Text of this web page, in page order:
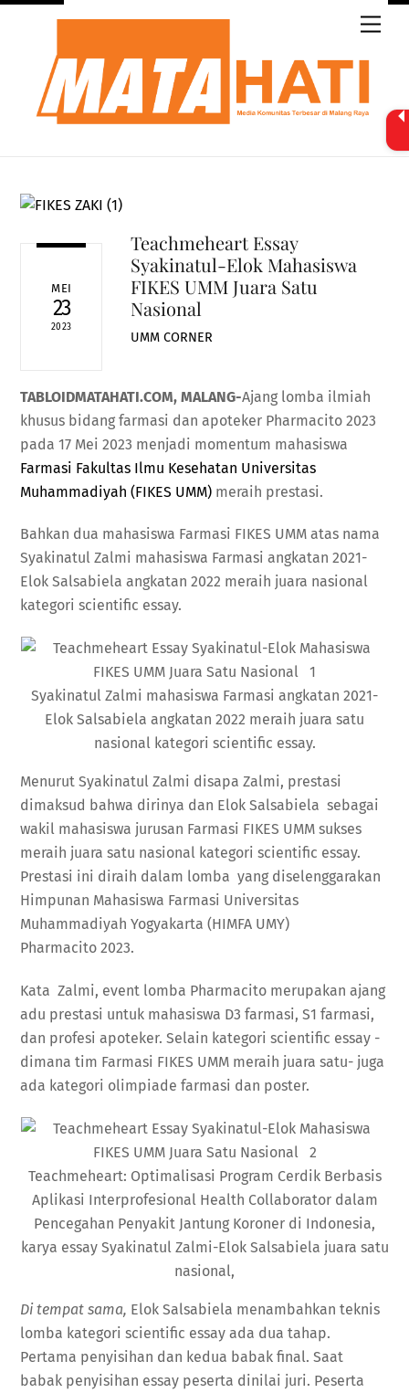
Skip
MEI
23
2023
Teachmeheart Essay
Syakinatul-Elok Mahasiswa
FIKES UMM Juara Satu
Nasional
UMM CORNER
TABLOIDMATAHATI.COM, MALANG-Ajang lomba ilmiah
khusus bidang farmasi dan apoteker Pharmacito 2023
pada 17 Mei 2023 menjadi momentum mahasiswa
Farmasi Fakultas Ilmu Kesehatan Universitas
Muhammadiyah (FIKES UMM) meraih prestasi.
Bahkan dua mahasiswa Farmasi FIKES UMM atas nama
Syakinatul Zalmi mahasiswa Farmasi angkatan 2021-
Elok Salsabiela angkatan 2022 meraih juara nasional
kategori scientific essay.
Syakinatul Zalmi mahasiswa Farmasi angkatan 2021-
Elok Salsabiela angkatan 2022 meraih juara satu
nasional kategori scientific essay.
Menurut Syakinatul Zalmi disapa Zalmi, prestasi
dimaksud bahwa dirinya dan Elok Salsabiela sebagai
wakil mahasiswa jurusan Farmasi FIKES UMM sukses
meraih juara satu nasional kategori scientific essay.
Prestasi ini diraih dalam lomba yang diselenggarakan
Himpunan Mahasiswa Farmasi Universitas
Muhammadiyah Yogyakarta (HIMFA UMY)
Pharmacito 2023.
Kata Zalmi, event lomba Pharmacito merupakan ajang
adu prestasi untuk mahasiswa D3 farmasi, S1 farmasi,
dan profesi apoteker. Selain kategori scientific essay -
dimana tim Farmasi FIKES UMM meraih juara satu- juga
ada kategori olimpiade farmasi dan poster.
Teachmeheart: Optimalisasi Program Cerdik Berbasis
Aplikasi Interprofesional Health Collaborator dalam
Pencegahan Penyakit Jantung Koroner di Indonesia,
karya essay Syakinatul Zalmi-Elok Salsabiela juara satu
nasional,
Di tempat sama, Elok Salsabiela menambahkan teknis
lomba kategori scientific essay ada dua tahap.
Pertama penyisihan dan kedua babak final. Saat
babak penyisihan essay peserta dinilai juri. Peserta